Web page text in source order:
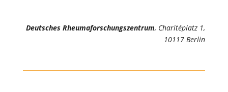
Deutsches Rheumaforschungszentrum, Charitéplatz 1,
10117 Berlin